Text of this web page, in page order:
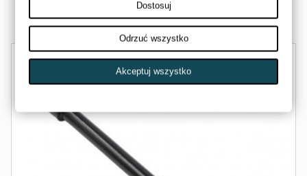
Dostępny
Dostosuj
Odrzuć wszystko
Akceptuj wszystko